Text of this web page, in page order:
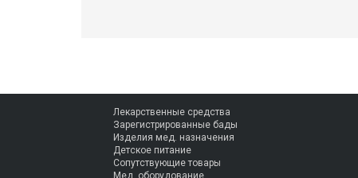
Лекарственные средства
Зарегистрированные бады
Изделия мед. назначения
Детское питание
Сопутствующие товары
Мед. оборудование